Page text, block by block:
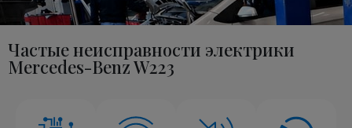
Частые неисправности электрики
Mercedes-Benz W223